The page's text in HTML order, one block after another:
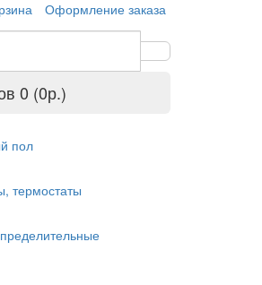
Оформление заказа
0 (0р.)
пол
термостаты